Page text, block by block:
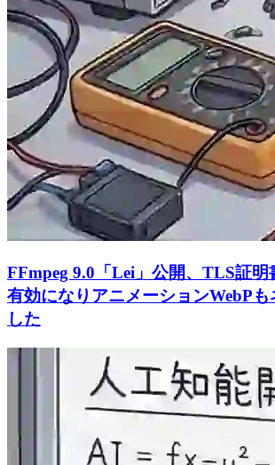
FFmpeg 9.0「Lei」公開、TLS証明
有効になりアニメーションWebP
した